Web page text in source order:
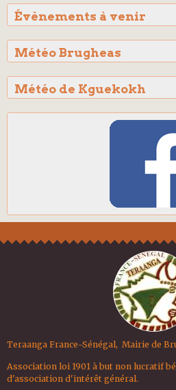
Évènements à venir
Météo Brugheas
Météo de Kguekokh
Teraanga France-Sénégal, Mairie de
Association loi 1901 à but non lucratif
d'association d'intérêt général.